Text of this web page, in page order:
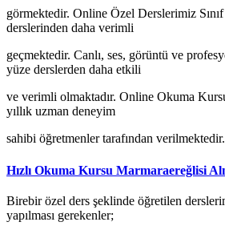
görmektedir. Online Özel Derslerimiz
derslerinden daha verimli
geçmektedir. Canlı, ses, görüntü ve
yüze derslerden daha etkili
ve verimli olmaktadır. Online Okuma
yıllık uzman deneyim
sahibi öğretmenler tarafından verilmektedir.
Hızlı Okuma Kursu Marmaraereğlisi
Birebir özel ders şeklinde öğretilen
yapılması gerekenler;